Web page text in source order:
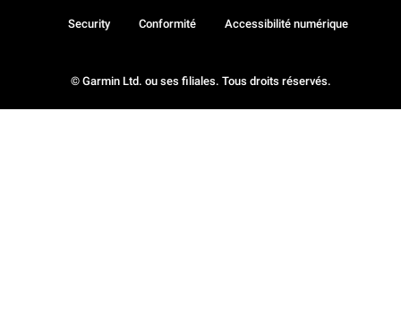
© Garmin Ltd. ou ses filiales. Tous droits réservés.
Security Conformité Accessibilité numérique